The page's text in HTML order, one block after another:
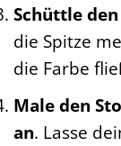
Schüttle
die Spitze
die Farbe
Male den
an. Lasse